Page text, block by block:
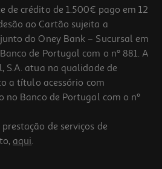
Dérmica 10% 500ml
de crédito de 1.500€ pago em 12
ao Cartão sujeita a
do Oney Bank – Sucursal em
de Portugal com o nº 881. A
S.A. atua na qualidade de
a título acessório com
no Banco de Portugal com o nº
de serviços de
aqui.